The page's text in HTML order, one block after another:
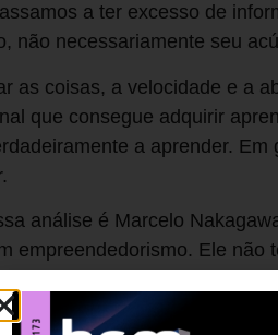
a ter excesso de
não necessariamente seu
as coisas, a velocidade e a
que consegue adquirir
a aprender.
análise é Marcelo
empreendedorismo. Ele
a ler e a escrever, mas
O grande recurso será a